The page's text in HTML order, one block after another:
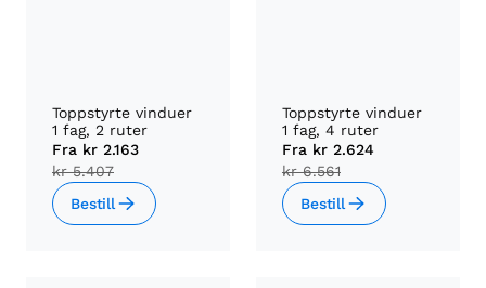
Toppstyrte vinduer
1 fag, 2 ruter
Fra kr 2.163
kr 5.407
Bestill
Toppstyrte vinduer
1 fag, 4 ruter
Fra kr 2.624
kr 6.561
Bestill